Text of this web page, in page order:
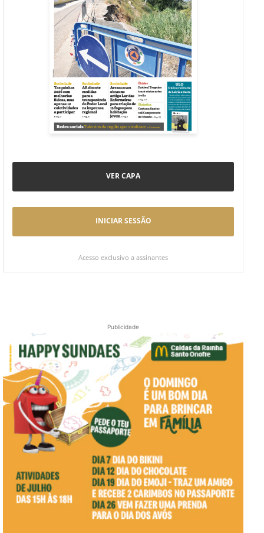
VER CAPA
INICIAR SESSÃO
Acesso exclusivo a assinantes
Publicidade